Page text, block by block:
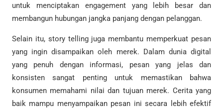
untuk menciptakan engagement yang lebih besar dan
membangun hubungan jangka panjang dengan pelanggan.
Selain itu, story telling juga membantu memperkuat pesan
yang ingin disampaikan oleh merek. Dalam dunia digital
yang penuh dengan informasi, pesan yang jelas dan
konsisten sangat penting untuk memastikan bahwa
konsumen memahami nilai dan tujuan merek. Cerita yang
baik mampu menyampaikan pesan ini secara lebih efektif